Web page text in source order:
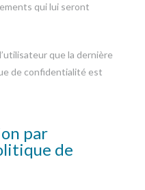
qui lui seront
que la dernière
de confidentialité est
par
de